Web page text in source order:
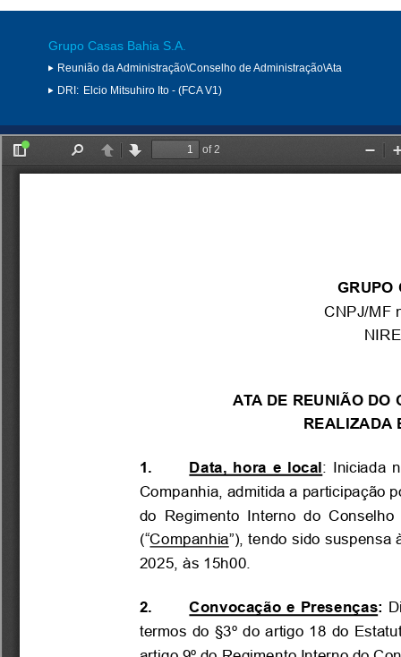
Grupo Casas Bahia S.A.
Reunião da Administração\Conselho de Administração\Ata
DRI: Elcio Mitsuhiro Ito - (FCA V1)